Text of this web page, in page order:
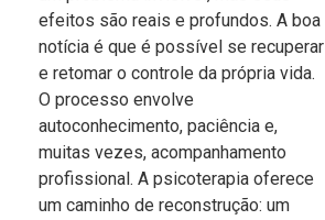
efeitos são reais e profundos. A boa
notícia é que é possível se recuperar
e retomar o controle da própria vida.
O processo envolve
autoconhecimento, paciência e,
muitas vezes, acompanhamento
profissional. A psicoterapia oferece
um caminho de reconstrução: um